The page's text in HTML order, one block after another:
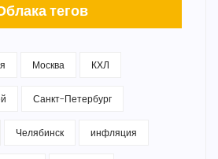
тегов
Москва КХЛ
Санкт-Петербург
Челябинск инфляция